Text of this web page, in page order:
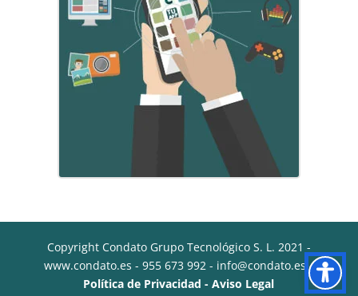
Copyright Condato Grupo Tecnológico S. L. 2021 -
www.condato.es - 955 673 992 - info@condato.es -
Política de Privacidad -Aviso Legal